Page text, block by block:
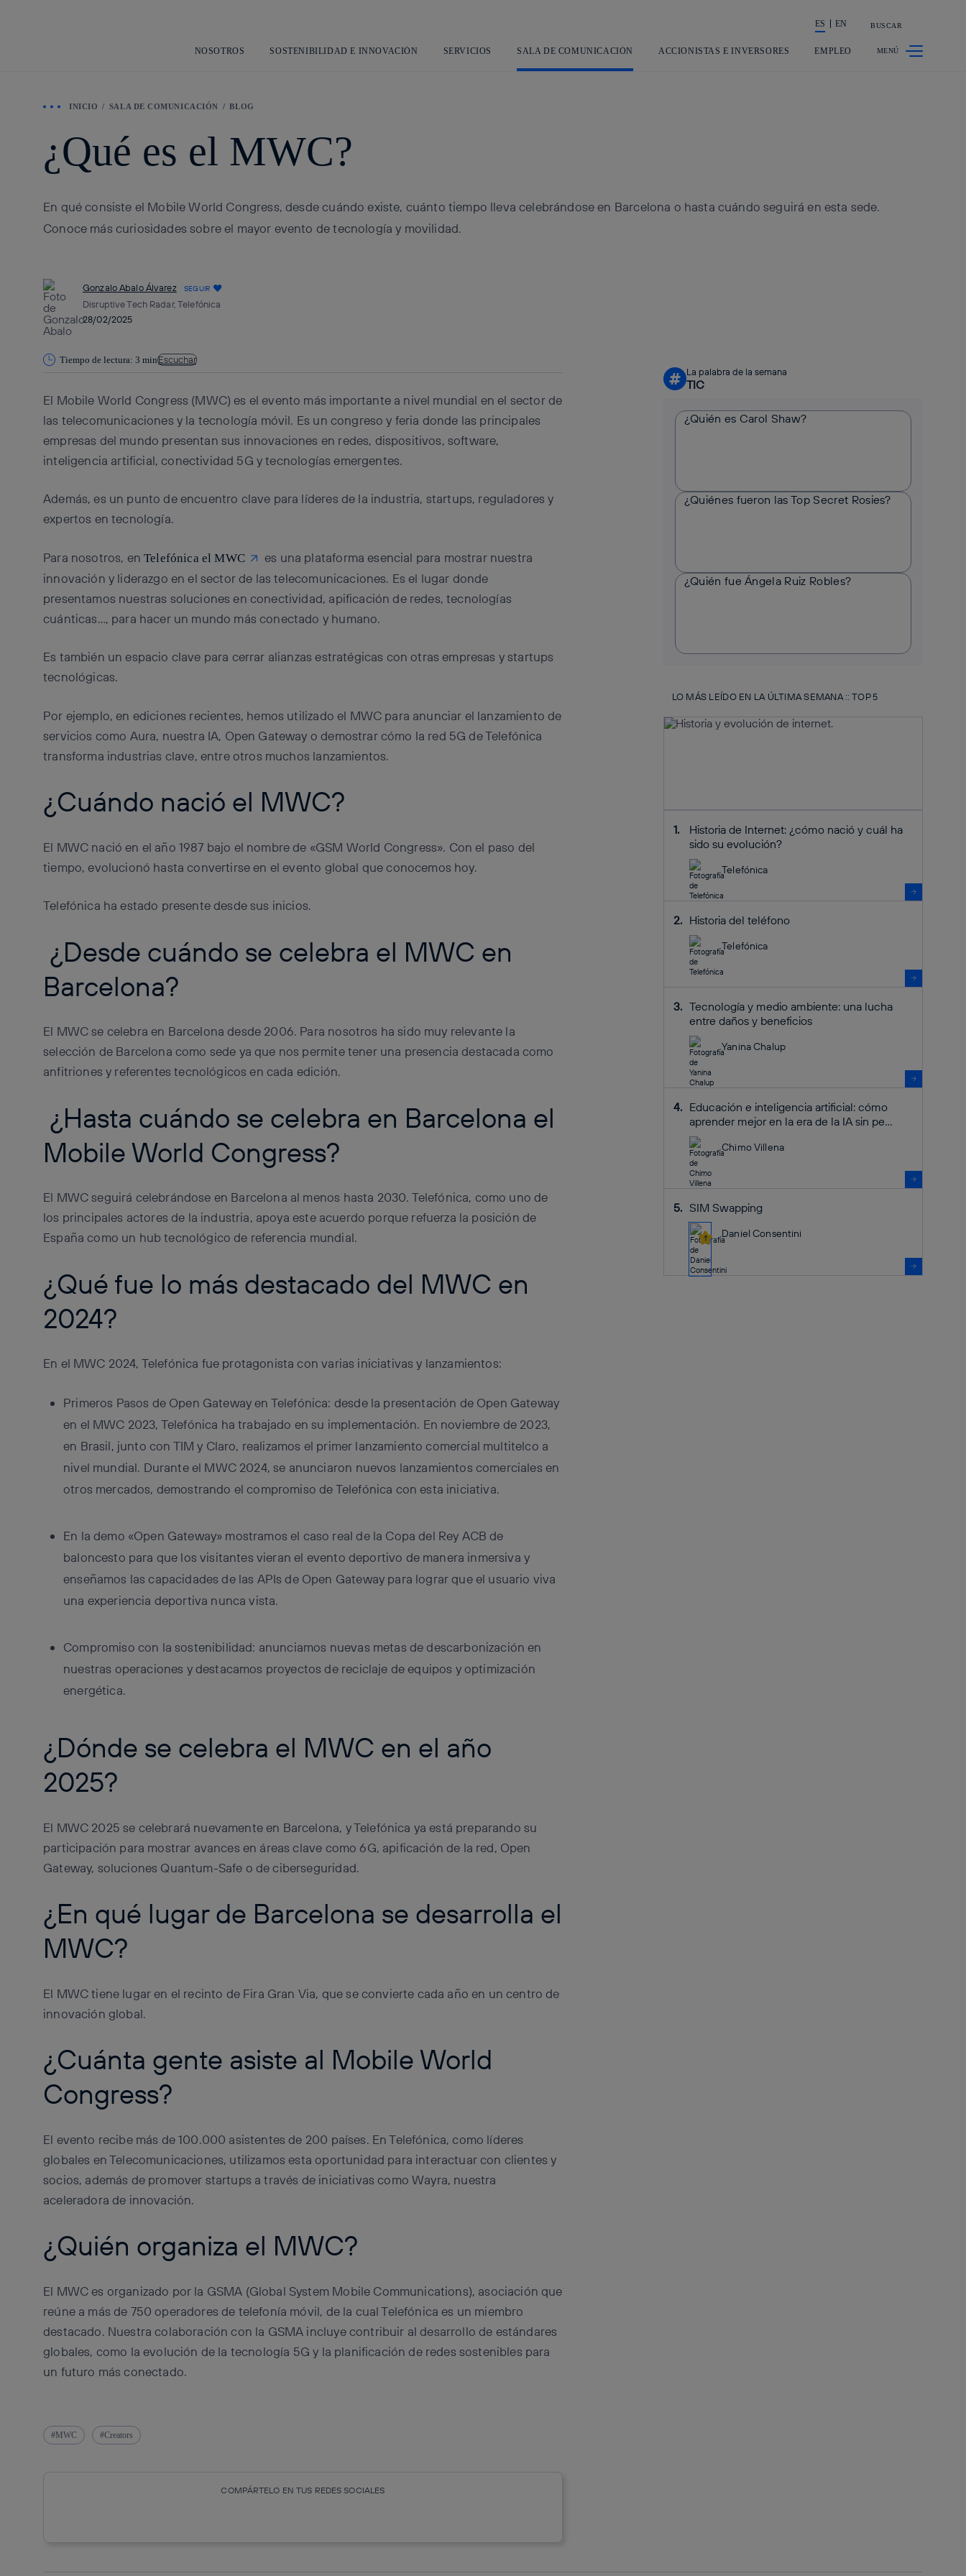
principal
La acción en accionistas e
ES EN BUSCAR
NOSOTROS SOSTENIBILIDAD E INNOVACIÓN SERVICIOS SALA DE COMUNICACIÓN ACCIONISTAS E INVERSORES EMPLEO
INICIO SALA DE COMUNICACIÓN BLOG
¿Qué es el MWC?
En qué consiste el Mobile World Congress, desde cuándo existe, cuánto tiempo lleva celebrándose en Barcelona o hasta cuándo seguirá en esta sede.
Conoce más curiosidades sobre el mayor evento de tecnología y movilidad.
Gonzalo Abalo Álvarez SEGUIR
Disruptive Tech Radar, Telefónica
28/02/2025
Tiempo de lectura: 3 minEscuchar
El Mobile World Congress (MWC) es el evento más importante a nivel mundial en el sector de
las telecomunicaciones y la tecnología móvil. Es un congreso y feria donde las principales
empresas del mundo presentan sus innovaciones en redes, dispositivos, software,
inteligencia artificial, conectividad 5G y tecnologías emergentes.
Además, es un punto de encuentro clave para líderes de la industria, startups, reguladores y
expertos en tecnología.
Para nosotros, enTelefónica el MWC
es una plataforma esencial para mostrar nuestra
innovación y liderazgo en el sector de las telecomunicaciones. Es el lugar donde
presentamos nuestras soluciones en conectividad, apificación de redes, tecnologías
cuánticas…, para hacer un mundo más conectado y humano.
Es también un espacio clave para cerrar alianzas estratégicas con otras empresas y startups
tecnológicas.
Por ejemplo, en ediciones recientes, hemos utilizado el MWC para anunciar el lanzamiento de
servicios como Aura, nuestra IA, Open Gateway o demostrar cómo la red 5G de Telefónica
transforma industrias clave, entre otros muchos lanzamientos.
¿Cuándo nació el MWC?
El MWC nació en el año 1987 bajo el nombre de «GSM World Congress». Con el paso del
tiempo, evolucionó hasta convertirse en el evento global que conocemos hoy.
Telefónica ha estado presente desde sus inicios.
¿Desde cuándo se celebra el MWC en
Barcelona?
El MWC se celebra en Barcelona desde 2006. Para nosotros ha sido muy relevante la
selección de Barcelona como sede ya que nos permite tener una presencia destacada como
anfitriones y referentes tecnológicos en cada edición.
¿Hasta cuándo se celebra en Barcelona el
Mobile World Congress?
El MWC seguirá celebrándose en Barcelona al menos hasta 2030. Telefónica, como uno de
los principales actores de la industria, apoya este acuerdo porque refuerza la posición de
España como un hub tecnológico de referencia mundial.
¿Qué fue lo más destacado del MWC en
2024?
En el MWC 2024, Telefónica fue protagonista con varias iniciativas y lanzamientos:
Primeros Pasos de Open Gateway en Telefónica: desde la presentación de Open Gateway
en el MWC 2023, Telefónica ha trabajado en su implementación. En noviembre de 2023,
en Brasil, junto con TIM y Claro, realizamos el primer lanzamiento comercial multitelco a
nivel mundial. Durante el MWC 2024, se anunciaron nuevos lanzamientos comerciales en
otros mercados, demostrando el compromiso de Telefónica con esta iniciativa.
En la demo «Open Gateway» mostramos el caso real de la Copa del Rey ACB de
baloncesto para que los visitantes vieran el evento deportivo de manera inmersiva y
enseñamos las capacidades de las APIs de Open Gateway para lograr que el usuario viva
una experiencia deportiva nunca vista.
Compromiso con la sostenibilidad: anunciamos nuevas metas de descarbonización en
nuestras operaciones y destacamos proyectos de reciclaje de equipos y optimización
energética.
¿Dónde se celebra el MWC en el año
2025?
El MWC 2025 se celebrará nuevamente en Barcelona, y Telefónica ya está preparando su
participación para mostrar avances en áreas clave como 6G, apificación de la red, Open
Gateway, soluciones Quantum-Safe o de ciberseguridad.
¿En qué lugar de Barcelona se desarrolla el
MWC?
El MWC tiene lugar en el recinto de Fira Gran Via, que se convierte cada año en un centro de
innovación global.
¿Cuánta gente asiste al Mobile World
Congress?
El evento recibe más de 100.000 asistentes de 200 países. En Telefónica, como líderes
globales en Telecomunicaciones, utilizamos esta oportunidad para interactuar con clientes y
socios, además de promover startups a través de iniciativas como Wayra, nuestra
aceleradora de innovación.
¿Quién organiza el MWC?
El MWC es organizado por la GSMA (Global System Mobile Communications), asociación que
reúne a más de 750 operadores de telefonía móvil, de la cual Telefónica es un miembro
destacado. Nuestra colaboración con la GSMA incluye contribuir al desarrollo de estándares
globales, como la evolución de la tecnología 5G y la planificación de redes sostenibles para
un futuro más conectado.
MWC Creators
COMPÁRTELO EN TUS REDES SOCIALES
# La palabra de la semana
TIC
¿Quién es Carol Shaw?
¿Quiénes fueron las Top Secret Rosies?
¿Quién fue Ángela Ruiz Robles?
LO MÁS LEÍDO EN LA ÚLTIMA SEMANA :: TOP 5
Historia de Internet: ¿cómo nació y cuál ha
sido su evolución?
Telefónica
Historia del teléfono
Telefónica
Tecnología y medio ambiente: una lucha
entre daños y beneficios
Yanina Chalup
Educación e inteligencia artificial: cómo
aprender mejor en la era de la IA sin pe...
Chimo Villena
SIM Swapping
Daniel Consentini